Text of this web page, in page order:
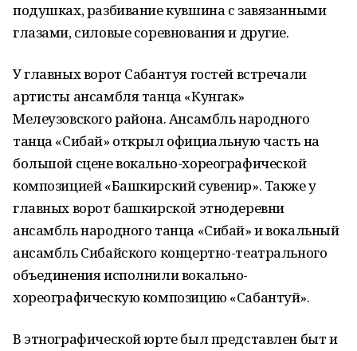
подушках, разбивание кувшина с завязанными
глазами, силовые соревнования и другие.
У главных ворот Сабантуя гостей встречали
артисты ансамбля танца «Кунгак»
Мелеузовского района. Ансамбль народного
танца «Сибай» открыл официальную часть на
большой сцене вокально-хореографической
композицией «Башкирский сувенир». Также у
главных ворот башкирской этнодеревни
ансамбль народного танца «Сибай» и вокальный
ансамбль Сибайского концертно-театрального
объединения исполнили вокально-
хореографическую композицию «Сабантуй».
В этнографической юрте был представлен быт и